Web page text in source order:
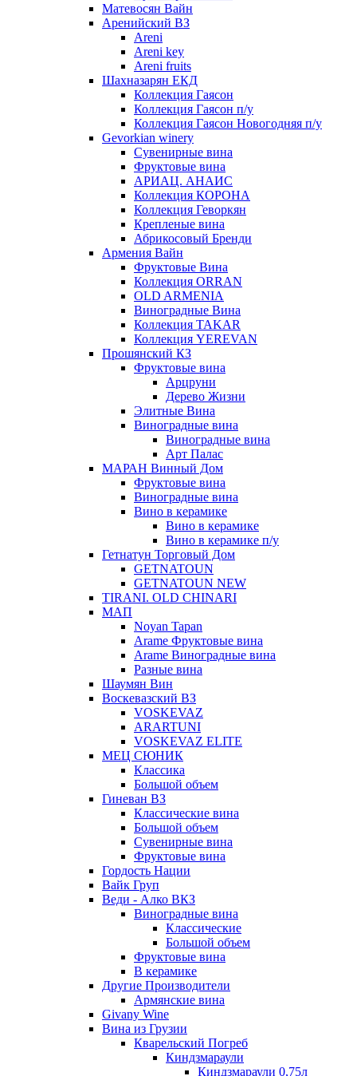
Матевосян Вайн
Аренийский ВЗ
Areni
Areni key
Areni fruits
Шахназарян ЕКД
Коллекция Гаясон
Коллекция Гаясон п/у
Коллекция Гаясон Новогодняя п/у
Gevorkian winery
Сувенирные вина
Фруктовые вина
АРИАЦ. АНАИС
Коллекция КОРОНА
Коллекция Геворкян
Крепленые вина
Абрикосовый Бренди
Армения Вайн
Фруктовые Вина
Коллекция ORRAN
OLD ARMENIA
Виноградные Вина
Коллекция TAKAR
Коллекция YEREVAN
Прошянский КЗ
Фруктовые вина
Арцруни
Дерево Жизни
Элитные Вина
Виноградные вина
Виноградные вина
Арт Палас
МАРАН Винный Дом
Фруктовые вина
Виноградные вина
Вино в керамике
Вино в керамике
Вино в керамике п/у
Гетнатун Торговый Дом
GETNATOUN
GETNATOUN NEW
TIRANI. OLD CHINARI
МАП
Noyan Tapan
Arame Фруктовые вина
Arame Виноградные вина
Разные вина
Шаумян Вин
Воскевазский ВЗ
VOSKEVAZ
ARARTUNI
VOSKEVAZ ELITE
МЕЦ СЮНИК
Классика
Большой объем
Гиневан ВЗ
Классические вина
Большой объем
Сувенирные вина
Фруктовые вина
Гордость Нации
Вайк Груп
Веди - Алко ВКЗ
Виноградные вина
Классические
Большой объем
Фруктовые вина
В керамике
Другие Производители
Армянские вина
Givany Wine
Вина из Грузии
Кварельский Погреб
Киндзмараули
Киндзмараули 0,75л